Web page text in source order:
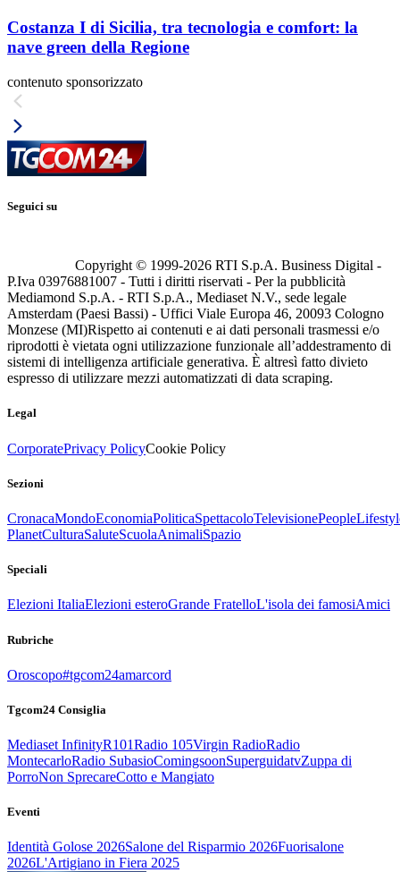
Costanza I di Sicilia, tra tecnologia e comfort: la
nave green della Regione
contenuto sponsorizzato
Seguici su
Copyright © 1999-2026 RTI S.p.A. Business Digital -
P.Iva 03976881007 - Tutti i diritti riservati - Per la pubblicità
Mediamond S.p.A. - RTI S.p.A., Mediaset N.V., sede legale
Amsterdam (Paesi Bassi) - Uffici Viale Europa 46, 20093 Cologno
Monzese (MI)Rispetto ai contenuti e ai dati personali trasmessi e/o
riprodotti è vietata ogni utilizzazione funzionale all’addestramento di
sistemi di intelligenza artificiale generativa. È altresì fatto divieto
espresso di utilizzare mezzi automatizzati di data scraping.
Legal
CorporatePrivacy PolicyCookie Policy
Sezioni
CronacaMondoEconomiaPoliticaSpettacoloTelevisionePeople
PlanetCulturaSaluteScuolaAnimaliSpazio
Speciali
Elezioni ItaliaElezioni esteroGrande FratelloL'isola dei famosiAmici
Rubriche
Oroscopo#tgcom24amarcord
Tgcom24 Consiglia
Mediaset InfinityR101Radio 105Virgin RadioRadio
MontecarloRadio SubasioComingsoonSuperguidatvZuppa di
PorroNon SprecareCotto e Mangiato
Eventi
Identità Golose 2026Salone del Risparmio 2026Fuorisalone
2026L'Artigiano in Fiera 2025